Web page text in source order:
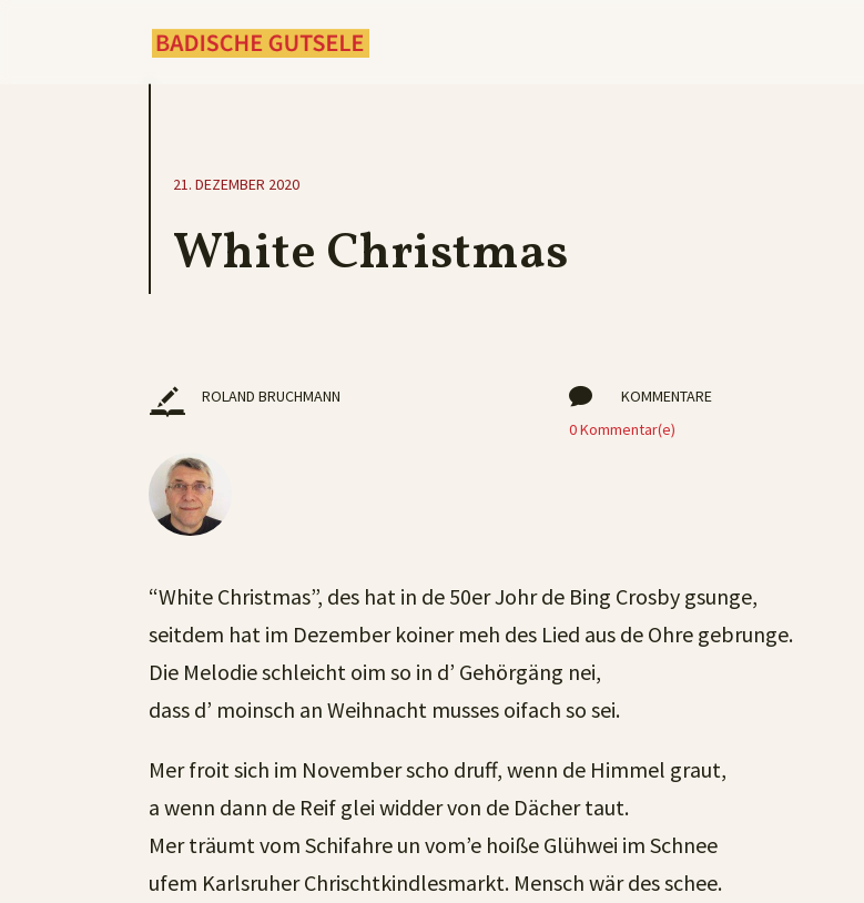
21. DEZEMBER 2020
White Christmas
ROLAND BRUCHMANN 
KOMMENTARE
0 Kommentar(e)
“White Christmas”, des hat in de 50er Johr de Bing Crosby gsunge,
seitdem hat im Dezember koiner meh des Lied aus de Ohre gebrunge.
Die Melodie schleicht oim so in d’ Gehörgäng nei,
dass d’ moinsch an Weihnacht musses oifach so sei.
Mer froit sich im November scho druff, wenn de Himmel graut,
a wenn dann de Reif glei widder von de Dächer taut.
Mer träumt vom Schifahre un vom’e hoiße Glühwei im Schnee
ufem Karlsruher Chrischtkindlesmarkt. Mensch wär des schee.